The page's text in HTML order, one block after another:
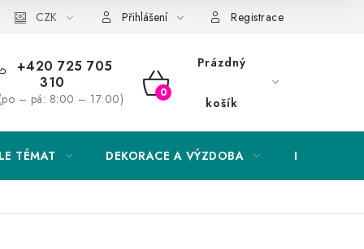
Obchodní podmínky Podmínky ochrany osobních údajů
CZK Přihlášení Registrace
+420 725 705
310
(po – pá: 8:00 – 17:00)
NÁKUPNÍ
Prázdný
košík
TÉMAT DEKORACE A VÝZDOBA